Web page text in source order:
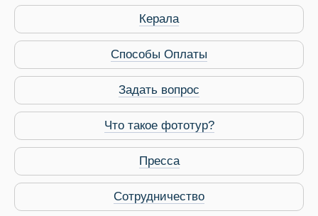
Керала
Способы Оплаты
Задать вопрос
Что такое фототур?
Пресса
Сотрудничество